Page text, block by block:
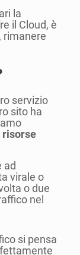
la
il Cloud, è
rimanere
servizio
sito ha
risorse
ad
virale o
o due
nel
si pensa